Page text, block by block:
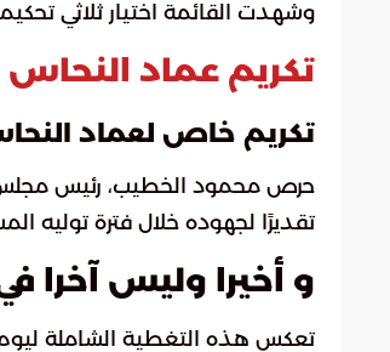
وشهدت القائمة اختيار ثلاثي
تكريم عماد النحاس
تكريم خاص لعماد
حرص محمود الخطيب، رئيس مجلس
تقديرًا لجهوده خلال فترة توليه
و أخيرا وليس آخرا
تعكس هذه التغطية الشاملة ليوم